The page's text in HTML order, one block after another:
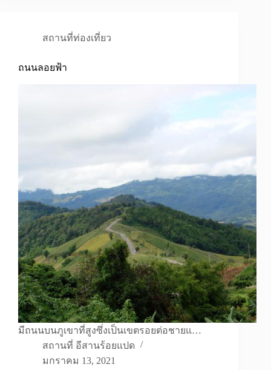
สถานที่ท่องเที่ยว
ถนนลอยฟ้า
มีถนนบนภูเขาที่สูงซึ่งเป็นเขตรอยต่อชายแ…
สถานที่ อีสานร้อยแปด
มกราคม 13, 2021